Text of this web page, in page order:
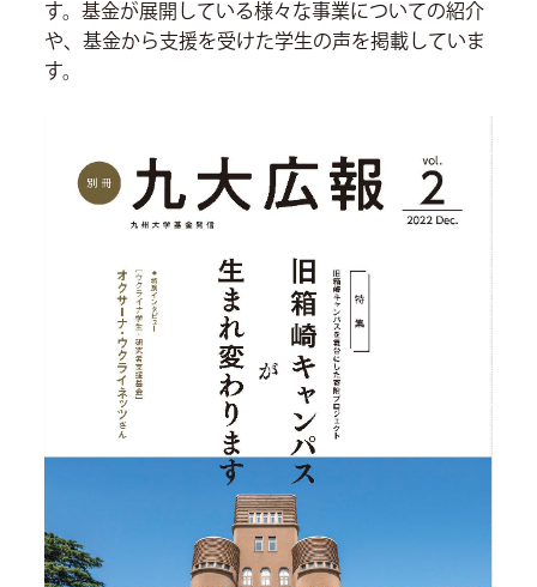
す。基金が展開している様々な事業についての紹介
や、基金から支援を受けた学生の声を掲載していま
す。